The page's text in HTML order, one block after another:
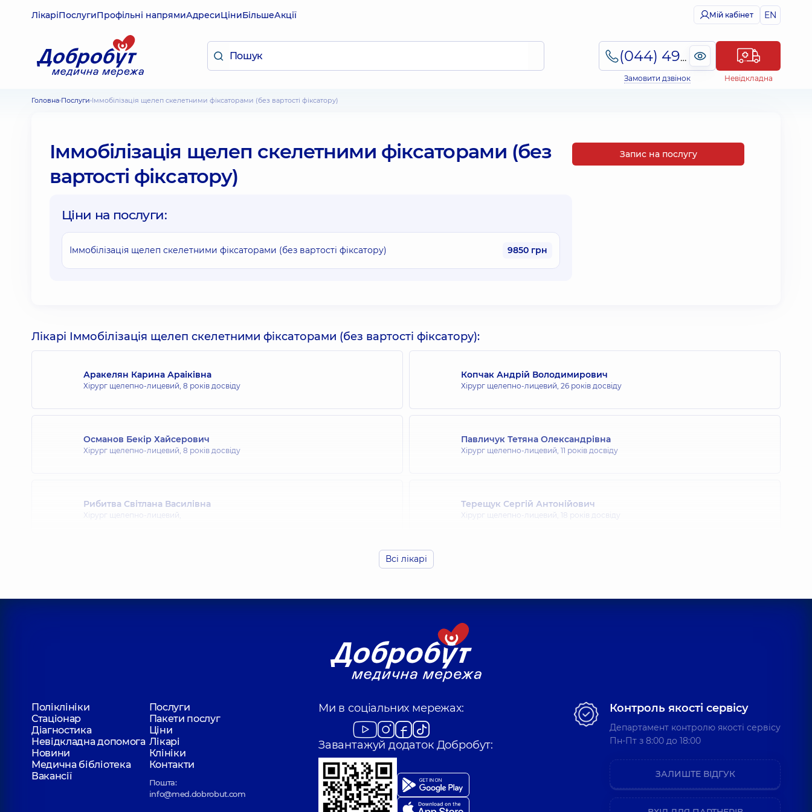
ЛікаріПослугиПрофільні напрямиАдресиЦіниБільшеАкції Мій кабінет EN
(044) 495-2-888
Замовити дзвінок Невідкладна
Головна Послуги Іммобілізація щелеп скелетними фіксаторами (без вартості фіксатору)
Іммобілізація щелеп скелетними фіксаторами (без
вартості фіксатору)
Ціни на послуги:
Іммобілізація щелеп скелетними фіксаторами (без вартості фіксатору) 9850 грн
Запис на послугу
Лікарі Іммобілізація щелеп скелетними фіксаторами (без вартості фіксатору):
Аракелян Карина Араіківна
Хірург щелепно-лицевий, 8 років досвіду
Копчак Андрій Володимирович
Хірург щелепно-лицевий, 26 років досвіду
Османов Бекір Хайсерович
Хірург щелепно-лицевий, 8 років досвіду
Павличук Тетяна Олександрівна
Хірург щелепно-лицевий, 11 років досвіду
Рибитва Світлана Василівна
Хірург щелепно-лицевий,
Терещук Сергій Антонійович
Хірург щелепно-лицевий, 18 років досвіду
Рейнінґер Отто-Крістіан Олександрович
Хірург щелепно-лицевий,
Всі лікарі
Поліклініки
Послуги
Стаціонар
Пакети послуг
Діагностика
Ціни
Невідкладна допомога Лікарі
Новини
Клініки
Медична бібліотека
Контакти
Вакансії
Пошта:
info@med.dobrobut.com
Ми в соціальних мережах:
Завантажуй додаток Добробут:
Контроль якості сервісу
Департамент контролю якості сервісу
Пн-Пт з 8:00 до 18:00
ЗАЛИШТЕ ВІДГУК